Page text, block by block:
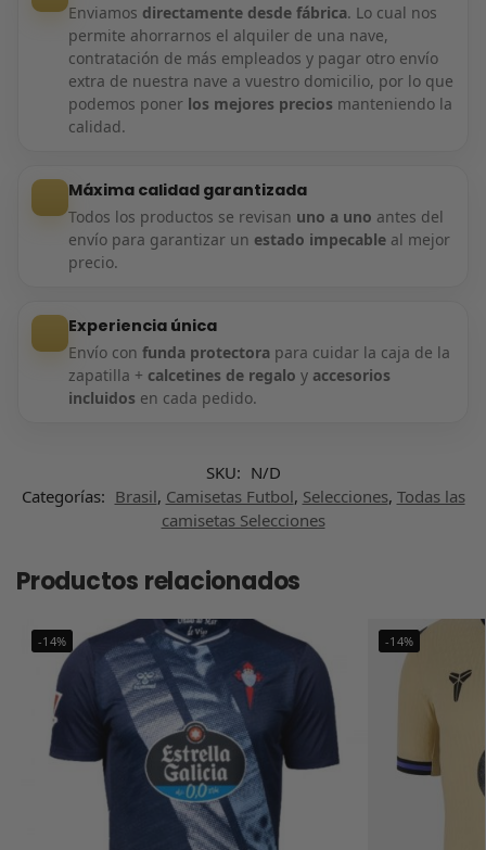
Enviamos directamente desde fábrica. Lo cual nos
permite ahorrarnos el alquiler de una nave,
contratación de más empleados y pagar otro envío
extra de nuestra nave a vuestro domicilio, por lo que
podemos poner los mejores precios manteniendo la
calidad.
Máxima calidad garantizada
Todos los productos se revisan uno a uno antes del
envío para garantizar un estado impecableal mejor
precio.
Experiencia única
Envío con funda protectorapara cuidar la caja de la
zapatilla + calcetines de regalo y accesorios
incluidos en cada pedido.
SKU: N/D
Categorías: Brasil, Camisetas Futbol, Selecciones, Todas las
camisetas Selecciones
Productos relacionados
-14% -14%